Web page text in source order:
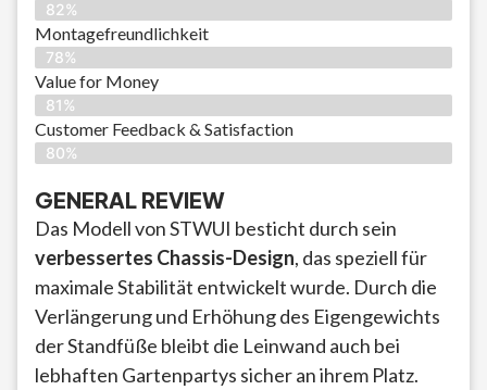
82%
Montagefreundlichkeit
78%
Value for Money
81%
Customer Feedback & Satisfaction​
80%
GENERAL REVIEW
Das Modell von STWUI besticht durch sein
verbessertes Chassis-Design, das speziell für
maximale Stabilität entwickelt wurde. Durch die
Verlängerung und Erhöhung des Eigengewichts
der Standfüße bleibt die Leinwand auch bei
lebhaften Gartenpartys sicher an ihrem Platz.